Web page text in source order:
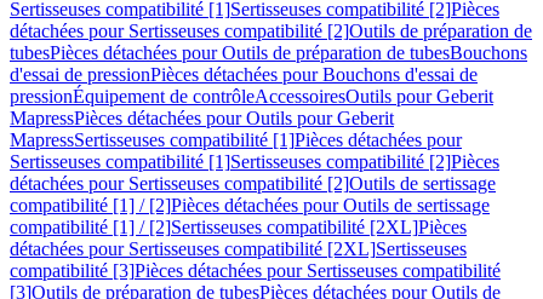
Sertisseuses compatibilité [1]Sertisseuses compatibilité [2]Pièces
détachées pour Sertisseuses compatibilité [2]Outils de préparation de
tubesPièces détachées pour Outils de préparation de tubesBouchons
d'essai de pressionPièces détachées pour Bouchons d'essai de
pressionÉquipement de contrôleAccessoiresOutils pour Geberit
MapressPièces détachées pour Outils pour Geberit
MapressSertisseuses compatibilité [1]Pièces détachées pour
Sertisseuses compatibilité [1]Sertisseuses compatibilité [2]Pièces
détachées pour Sertisseuses compatibilité [2]Outils de sertissage
compatibilité [1] / [2]Pièces détachées pour Outils de sertissage
compatibilité [1] / [2]Sertisseuses compatibilité [2XL]Pièces
détachées pour Sertisseuses compatibilité [2XL]Sertisseuses
compatibilité [3]Pièces détachées pour Sertisseuses compatibilité
[3]Outils de préparation de tubesPièces détachées pour Outils de